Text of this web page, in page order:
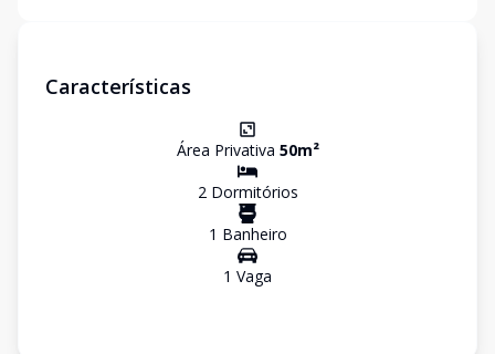
Características
Área Privativa 50m²
2Dormitórios
1 Banheiro
1 Vaga